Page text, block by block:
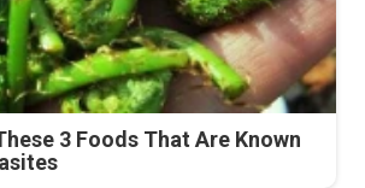
3 Foods That Are Known